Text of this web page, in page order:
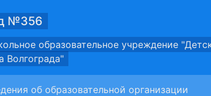
№356
образовательное учреждение
Волгограда"
об образовательной организации